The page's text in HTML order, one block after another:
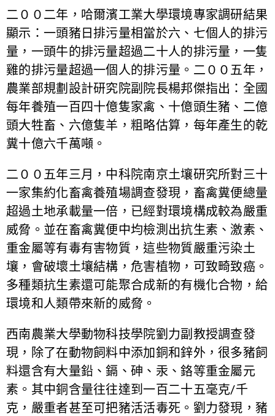
二００二年，哈爾濱工業大學環境專家調研結果
顯示：一頭豬日排污量相當於六、七個人的排污
量，一頭牛的排污量超過二十人的排污量，一隻
雞的排污量超過一個人的排污量。二００五年，
農業部規劃設計研究院副院長楊邦傑指出：全國
每年養殖一百四十億隻家禽、十億頭生豬、二億
頭大牲畜、六億隻羊，粗略估算，每年產生的乾
糞十億六千萬噸。
二００五年三月，中科院南京土壤研究所對三十
一家集約化畜禽養殖場調查發現，畜禽糞便總量
超過土地承載量一倍，已經對環境構成較為嚴重
威脅。並在畜禽糞便中均檢測出抗生素、激素、
重金屬等有毒有害物質，這些物質嚴重污染土
壤，會破壞土壤結構，危害植物，可致畸致癌。
多種類抗生素還可能聚合成新的有機化合物，給
環境和人類帶來新的威脅。
西南農業大學動物科技學院劉力副教授調查發
現，除了在動物飼料中添加銅和鋅外，很多豬飼
料還含有大量鉛、鎘、砷、汞、鉻等重金屬元
素。其中銅含量往往達到一百二十五毫克/千
克，嚴重者甚至可把豬活活毒死。劉力發現，豬